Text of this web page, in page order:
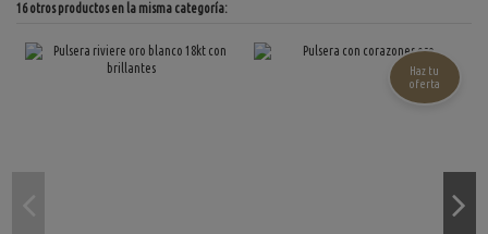
16 otros productos en la misma categoría:
Haz tu
oferta